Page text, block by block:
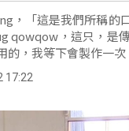
，「這是我們所稱的
qowqow，這只，是
的，我等下會製作一次
17:22